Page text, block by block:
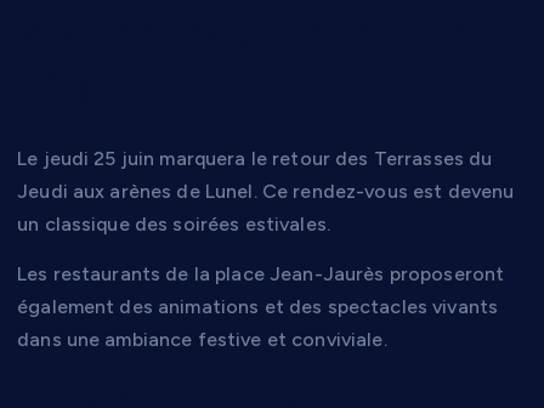
Le jeudi 25 juin marquera le retour des Terrasses du
Jeudi aux arènes de Lunel. Ce rendez-vous est devenu
un classique des soirées estivales.
Les restaurants de la place Jean-Jaurès proposeront
également des animations et des spectacles vivants
dans une ambiance festive et conviviale.